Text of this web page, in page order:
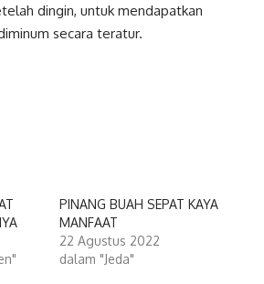
dingin, untuk mendapatkan
secara teratur.
PINANG BUAH SEPAT KAYA
MANFAAT
22 Agustus 2022
dalam "Jeda"